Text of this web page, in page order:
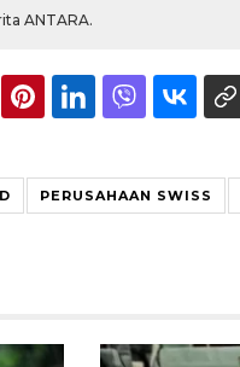
ANTARA.
PERUSAHAAN SWISS